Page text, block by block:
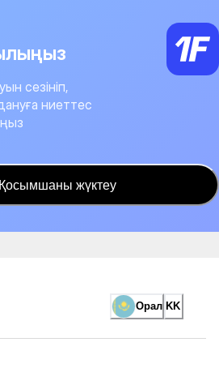
сезініп,
ниеттес
Қосымшаны жүктеу
Орал KK